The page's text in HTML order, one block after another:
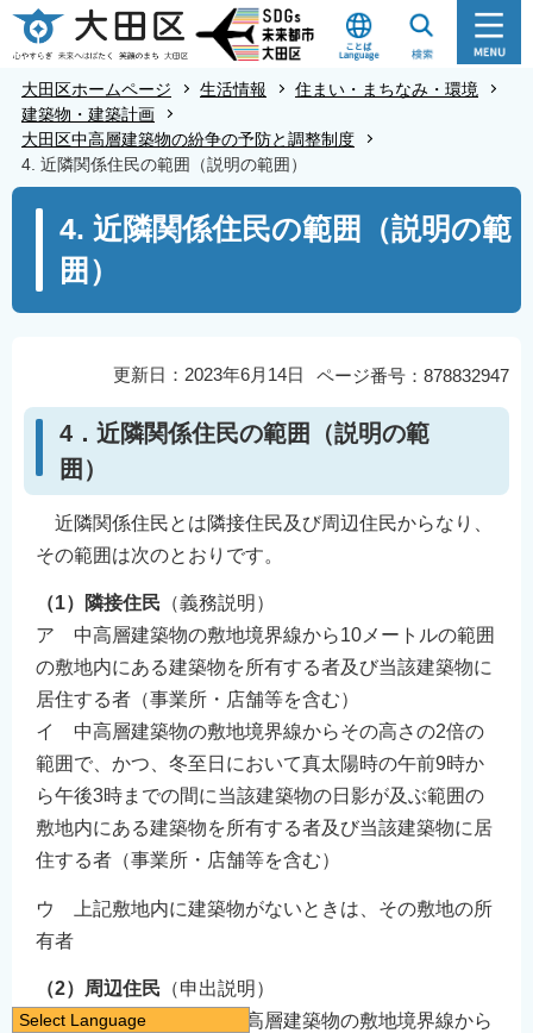
こ
の
す
大田区ホームページ 生活情報
住まい・まちなみ・環境
建築物・建築計画
大田区中高層建築物の紛争の予防と調整制度
4. 近隣関係住民の範囲（説明の範囲）
4. 近隣関係住民の範囲（説明の範
囲）
ページ番号：878832947
更新日：2023年6月14日
4．近隣関係住民の範囲（説明の範
囲）
近隣関係住民とは隣接住民及び周辺住民からなり、
その範囲は次のとおりです。
（1）隣接住民 （義務説明）
ア 中高層建築物の敷地境界線から10メートルの範囲
の敷地内にある建築物を所有する者及び当該建築物に
居住する者（事業所・店舗等を含む）
イ 中高層建築物の敷地境界線からその高さの2倍の
範囲で、かつ、冬至日において真太陽時の午前9時か
ら午後3時までの間に当該建築物の日影が及ぶ範囲の
敷地内にある建築物を所有する者及び当該建築物に居
住する者（事業所・店舗等を含む）
ウ 上記敷地内に建築物がないときは、その敷地の所
有者
（2）周辺住民 （申出説明）
ア 隣接住民を除き、中高層建築物の敷地境界線から
Select Language